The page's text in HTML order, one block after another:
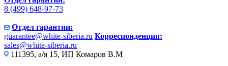
8 (499) 648-97-73
Отдел гарантии:
guarantee@white-siberia.ru Корреспонденция:
sales@white-siberia.ru
111395, а/я 15, ИП Комаров В.М